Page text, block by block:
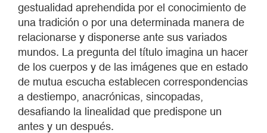
gestualidad aprehendida por el conocimiento de
una tradición o por una determinada manera de
relacionarse y disponerse ante sus variados
mundos. La pregunta del título imagina un hacer
de los cuerpos y de las imágenes que en estado
de mutua escucha establecen correspondencias
a destiempo, anacrónicas, sincopadas,
desafiando la linealidad que predispone un
antes y un después.